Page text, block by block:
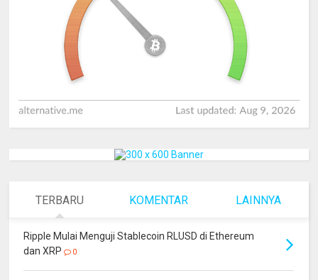
TERBARU KOMENTAR LAINNYA
Ripple Mulai Menguji Stablecoin RLUSD di Ethereum
dan XRP
0